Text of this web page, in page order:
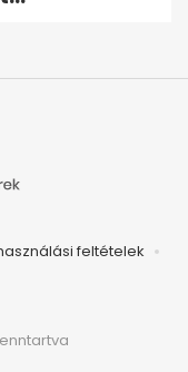
feltételek